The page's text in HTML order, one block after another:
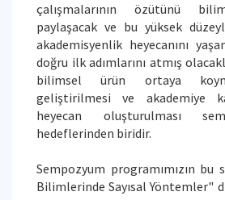
çalışmalarının özütünü
paylaşacak ve bu yüksek
akademisyenlik heyecanını
doğru ilk adımlarını atmış
bilimsel ürün ortaya
geliştirilmesi ve akademiye
heyecan oluşturulması
hedeflerinden biridir.
Sempozyum programımızın bu
Bilimlerinde Sayısal Yöntemler"